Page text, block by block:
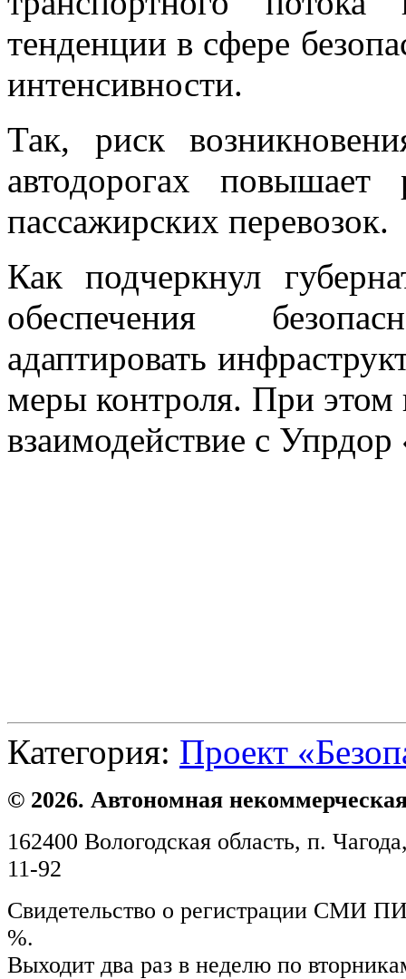
тенденции в сфере
интенсивности.
Так, риск
автодорогах
пассажирских перевозок.
Как подчеркнул
обеспечения
адаптировать
меры контроля. При этом
взаимодействие с
Категория: Проект
© 2026. Автономная
162400 Вологодская область, п.
11-92
Свидетельство о регистрации СМИ
%.
Выходит два раз в неделю по